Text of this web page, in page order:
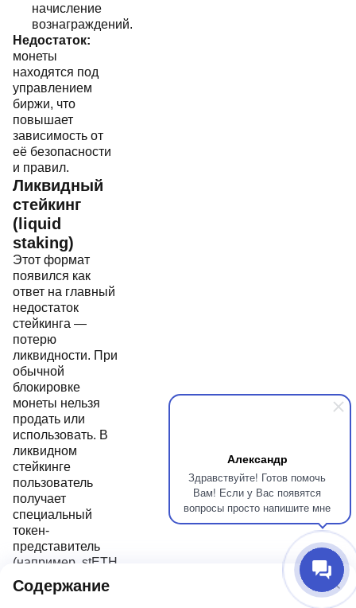
Александр
Здравствуйте! Готов помочь
Вам! Если у Вас появятся
вопросы просто напишите мне
начисление
вознаграждений.
Недостаток:
монеты
находятся под
управлением
биржи, что
повышает
зависимость от
её безопасности
и правил.
Ликвидный
стейкинг
(liquid
staking)
Этот формат
появился как
ответ на главный
недостаток
стейкинга —
потерю
ликвидности. При
обычной
блокировке
монеты нельзя
продать или
использовать. В
ликвидном
стейкинге
пользователь
получает
специальный
токен-
представитель
(например, stETH
для Ethereum),
который
Содержание